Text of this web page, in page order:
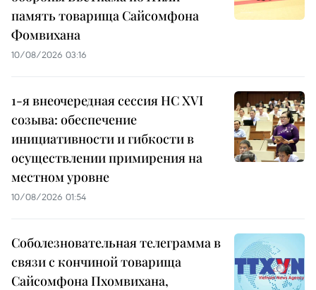
память товарища Сайсомфона
Фомвихана
10/08/2026 03:16
1-я внеочередная сессия НС XVI
созыва: обеспечение
инициативности и гибкости в
осуществлении примирения на
местном уровне
10/08/2026 01:54
Соболезновательная телеграмма в
связи с кончиной товарища
Сайсомфона Пхомвихана,